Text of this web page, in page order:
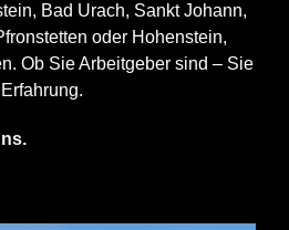
Bad Urach, Sankt Johann,
oder Hohenstein,
Ob Sie Arbeitgeber sind – Sie